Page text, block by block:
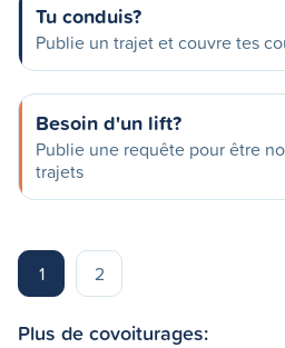
Tu conduis?
Publie un trajet et couvre tes
Besoin d'un lift?
Publie une requête pour être
trajets
1 2
Plus de covoiturages: